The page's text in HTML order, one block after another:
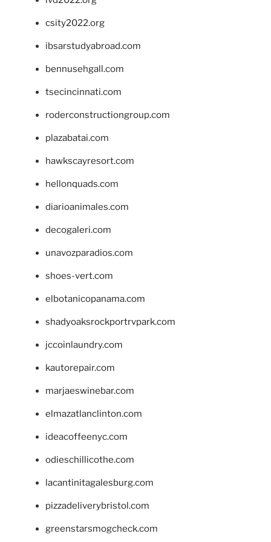
csity2022.org
ibsarstudyabroad.com
bennusehgall.com
tsecincinnati.com
roderconstructiongroup.com
plazabatai.com
hawkscayresort.com
hellonquads.com
diarioanimales.com
decogaleri.com
unavozparadios.com
shoes-vert.com
elbotanicopanama.com
shadyoaksrockportrvpark.com
jccoinlaundry.com
kautorepair.com
marjaeswinebar.com
elmazatlanclinton.com
ideacoffeenyc.com
odieschillicothe.com
lacantinitagalesburg.com
pizzadeliverybristol.com
greenstarsmogcheck.com